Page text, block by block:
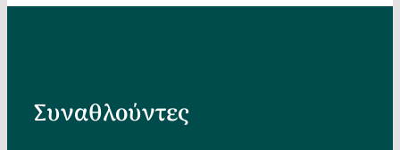
Συναθλούντες